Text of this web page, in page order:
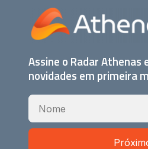
Assine o Radar Athenas
novidades em primeira